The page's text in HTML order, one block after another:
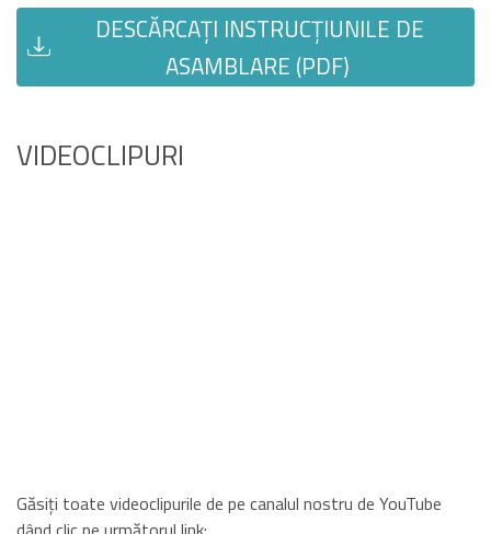
DESCĂRCAȚI INSTRUCȚIUNILE DE
ASAMBLARE (PDF)
VIDEOCLIPURI
Găsiți toate videoclipurile de pe canalul nostru de YouTube